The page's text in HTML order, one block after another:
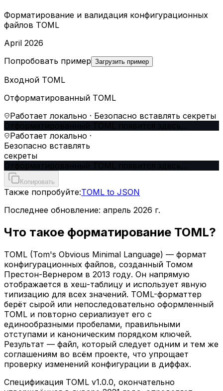
Форматирование и валидация конфигурационных
файлов TOML
April 2026
Попробовать пример Загрузить пример
Входной TOML
Отформатированный TOML
Работает локально · Безопасно вставлять секреты
Работает локально ·
Безопасно вставлять
секреты
Копировать
Также попробуйте:TOML to JSON
Последнее обновление: апрель 2026 г.
Что такое форматирование TOML?
TOML (Tom's Obvious Minimal Language) — формат
конфигурационных файлов, созданный Томом
Престон-Вернером в 2013 году. Он напрямую
отображается в хеш-таблицу и использует явную
типизацию для всех значений. TOML-форматтер
берёт сырой или непоследовательно оформленный
TOML и повторно сериализует его с
единообразными пробелами, правильными
отступами и каноническим порядком ключей.
Результат — файл, который следует одним и тем же
соглашениям во всём проекте, что упрощает
проверку изменений конфигурации в диффах.
Спецификация TOML v1.0.0, окончательно